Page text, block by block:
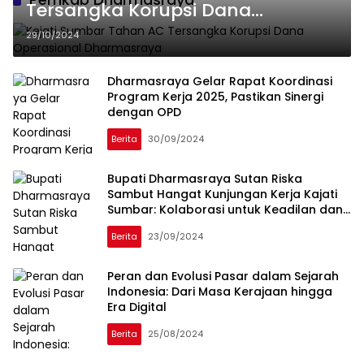
Tersangka Korupsi Dana
Operasional Dharmasraya
29/10/2024
Dharmasraya Gelar Rapat Koordinasi
Program Kerja 2025, Pastikan Sinergi
dengan OPD
Berita 30/09/2024
Bupati Dharmasraya Sutan Riska
Sambut Hangat Kunjungan Kerja Kajati
Sumbar: Kolaborasi untuk Keadilan dan
Pembangunan Bersih
Berita 23/09/2024
Peran dan Evolusi Pasar dalam Sejarah
Indonesia: Dari Masa Kerajaan hingga
Era Digital
Berita 25/08/2024